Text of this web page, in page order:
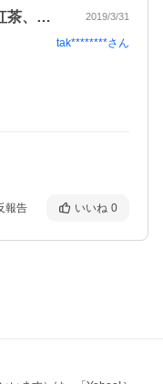
お値段も手頃で美味しいです。紅茶、ヨー… 2019/3/31
tak********さん
報告 いいね 0